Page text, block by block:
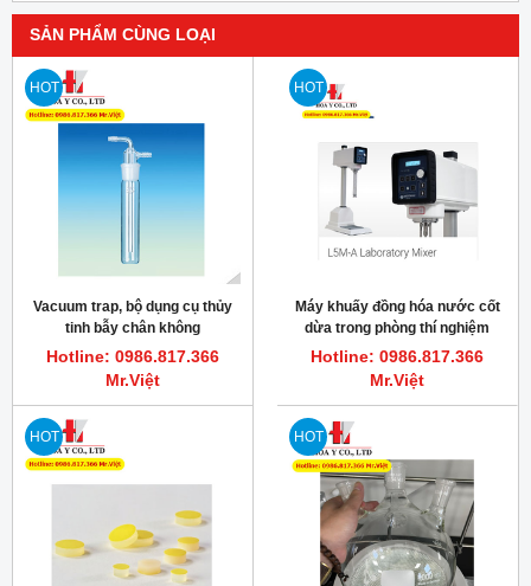
SẢN PHẨM CÙNG LOẠI
HOT
Vacuum trap, bộ dụng cụ thủy
tinh bẫy chân không
Hotline: 0986.817.366
Mr.Việt
HOT
Máy khuấy đồng hóa nước cốt
dừa trong phòng thí nghiệm
L5MA Silverson
Hotline: 0986.817.366
Mr.Việt
HOT HOT